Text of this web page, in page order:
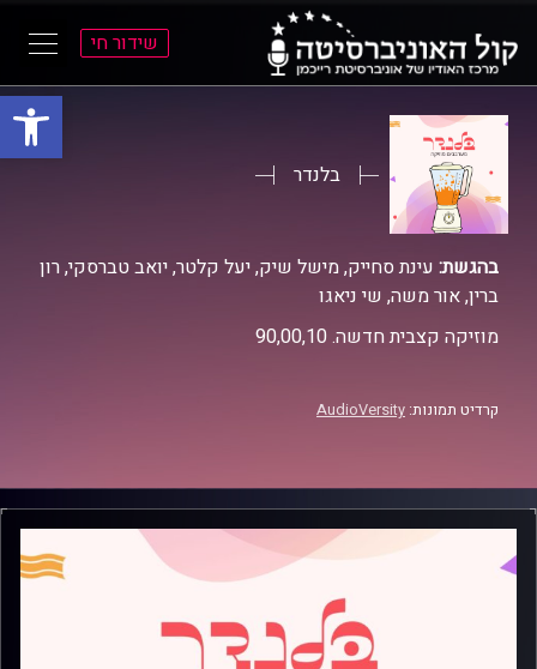
פתח
התפריט
התוכן
שידור חי
בלנדר
בהגשת: עינת סחייק, מישל שיק, יעל קלטר, יואב טברסקי, רון
ברין, אור משה, שי ניאגו
מוזיקה קצבית חדשה. 90,00,10
קרדיט תמונות: AudioVersity